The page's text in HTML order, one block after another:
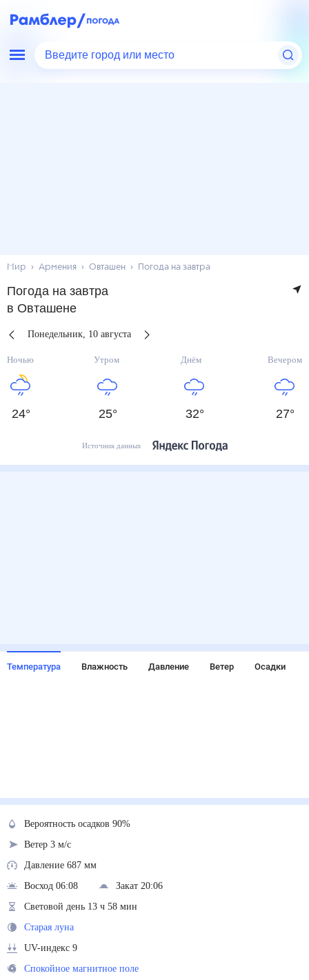
Введите город или место
Мир Армения Овташен Погода на завтра
Погода на завтра
в Овташене
Понедельник , 10августа
Ночью
24°
Утром
25°
Днём
32°
Вечером
27°
Источник данных
Температура Влажность Давление Ветер Осадки
Вероятность осадков 90%
Ветер 3 м/с
Давление 687 мм
Восход 06:08
Закат 20:06
Световой день 13 ч 58 мин
Старая луна
UV-индекс 9
Спокойное магнитное поле